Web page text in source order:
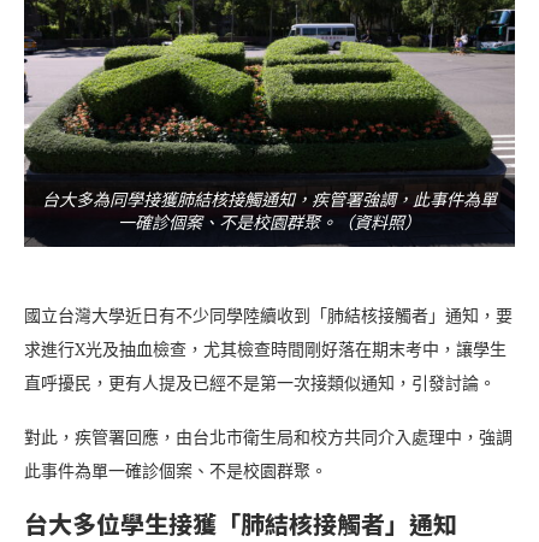
台大多為同學接獲肺結核接觸通知，疾管署強調，此事件為單
一確診個案、不是校園群聚。（資料照）
國立台灣大學近日有不少同學陸續收到「肺結核接觸者」通知，要
求進行X光及抽血檢查，尤其檢查時間剛好落在期末考中，讓學生
直呼擾民，更有人提及已經不是第一次接類似通知，引發討論。
對此，疾管署回應，由台北市衛生局和校方共同介入處理中，強調
此事件為單一確診個案、不是校園群聚。
台大多位學生接獲「肺結核接觸者」通知